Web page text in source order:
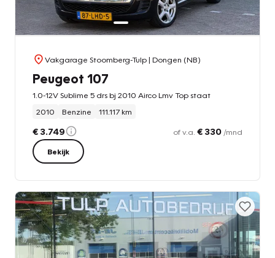
Vakgarage Stoomberg-Tulp| Dongen (NB)
Peugeot 107
1.0-12V Sublime 5 drs bj 2010 Airco Lmv Top staat
2010
Benzine 111.117 km
€ 3.749 of v.a. € 330 /mnd
Bekijk